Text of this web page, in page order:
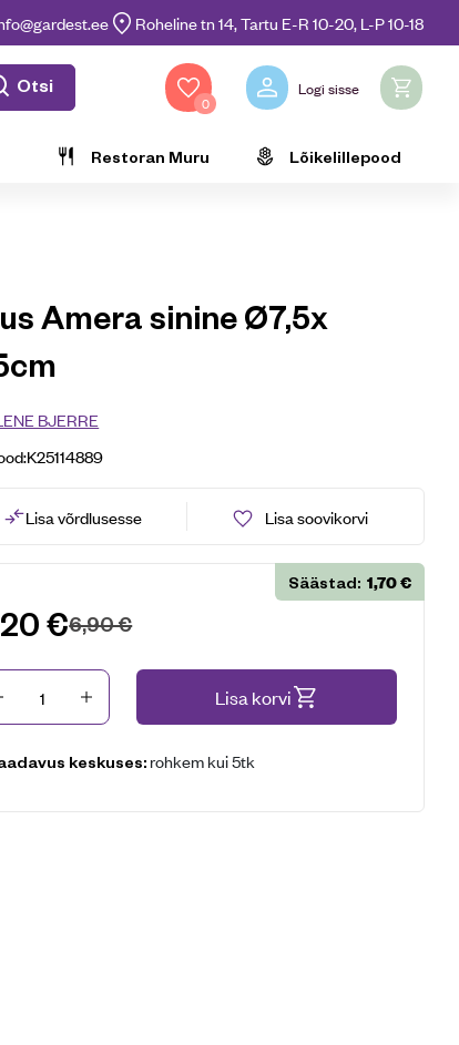
Roheline tn 14, Tartu E-R 10-20, L-P 10-18
Otsi
0
Logi sisse
Restoran Muru Lõikelillepood
Amera sinine Ø7,5x
BJERRE
K25114889
Lisa võrdlusesse Lisa soovikorvi
€6,90€
Säästad: 1,70€
Kogus Lisa korvi
keskuses: rohkem kui 5tk